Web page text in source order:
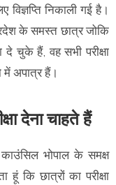
विज्ञप्ति निकाली गई है।
के समस्त छात्र जोकि
दे चुके हैं, वह सभी परीक्षा
अपात्र हैं।
देना चाहते हैं
भोपाल के समक्ष
कि छात्रों का परीक्षा